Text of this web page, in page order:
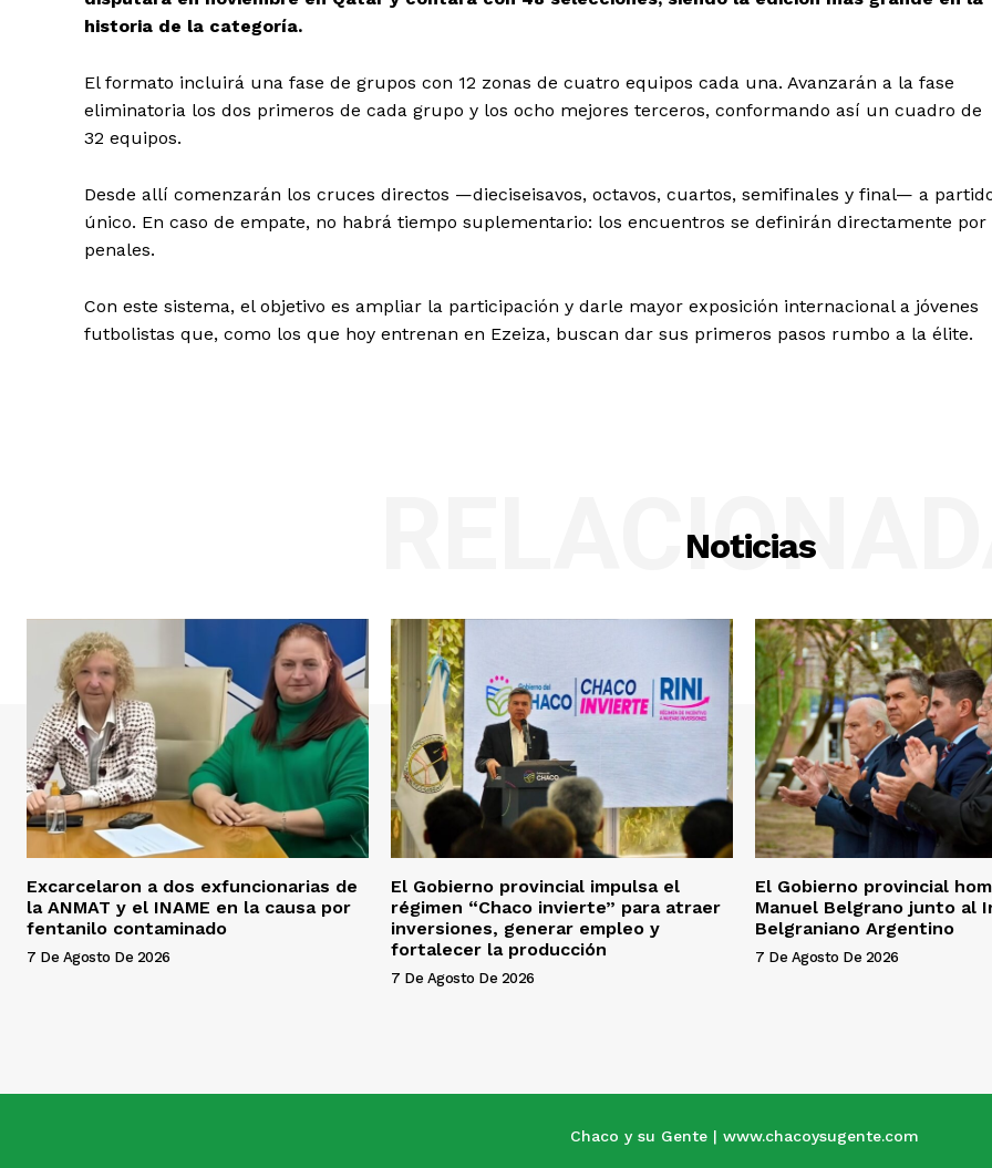
historia de la categoría.
El formato incluirá una fase de grupos con 12 zonas de cuatro equipos cada una. Avanzarán a la fase
eliminatoria los dos primeros de cada grupo y los ocho mejores terceros, conformando así un cuadro de
32 equipos.
Desde allí comenzarán los cruces directos —dieciseisavos, octavos, cuartos, semifinales y final— a
único. En caso de empate, no habrá tiempo suplementario: los encuentros se definirán directamente por
penales.
Con este sistema, el objetivo es ampliar la participación y darle mayor exposición internacional a jóvenes
futbolistas que, como los que hoy entrenan en Ezeiza, buscan dar sus primeros pasos rumbo a la élite.
Noticias
Excarcelaron a dos exfuncionarias de
la ANMAT y el INAME en la causa por
fentanilo contaminado
7 De Agosto De 2026
El Gobierno provincial impulsa el
régimen “Chaco invierte” para atraer
inversiones, generar empleo y
fortalecer la producción
7 De Agosto De 2026
El Gobierno provincial
Manuel Belgrano junto al
Belgraniano Argentino
7 De Agosto De 2026
Chaco y su Gente | www.chacoysugente.com